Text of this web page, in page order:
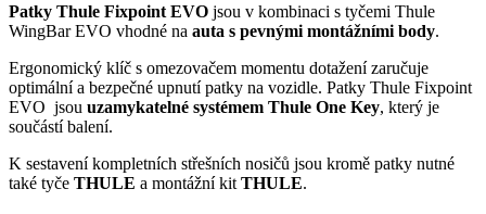
Patky Thule Fixpoint EVO jsou v kombinaci s tyčemi Thule
WingBar EVO vhodné na auta s pevnými montážními body.
Ergonomický klíč s omezovačem momentu dotažení zaručuje
optimální a bezpečné upnutí patky na vozidle. Patky Thule Fixpoint
EVO jsou uzamykatelné systémem Thule One Key, který je
součástí balení.
K sestavení kompletních střešních nosičů jsou kromě patky nutné
také tyče THULE a montážní kit THULE.